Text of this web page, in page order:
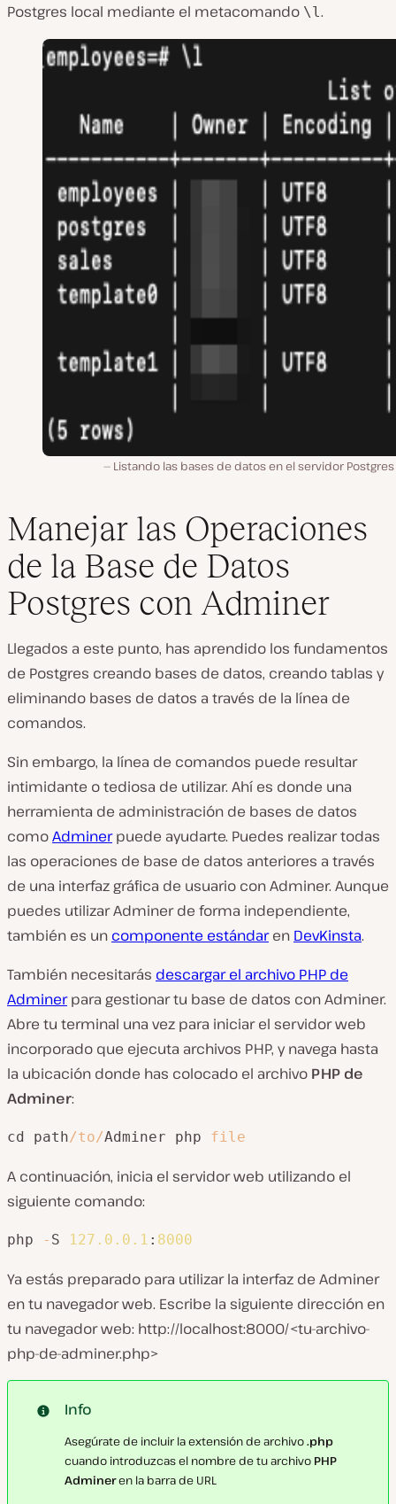
Postgres local mediante el metacomando \l.
Listando las bases de datos en el servidor Postgres
Manejar las Operaciones
de la Base de Datos
Postgres con Adminer
Llegados a este punto, has aprendido los fundamentos
de Postgres creando bases de datos, creando tablas y
eliminando bases de datos a través de la línea de
comandos.
Sin embargo, la línea de comandos puede resultar
intimidante o tediosa de utilizar. Ahí es donde una
herramienta de administración de bases de datos
comoAdminerpuede ayudarte. Puedes realizar todas
las operaciones de base de datos anteriores a través
de una interfaz gráfica de usuario con Adminer. Aunque
puedes utilizar Adminer de forma independiente,
también es un componente estándaren DevKinsta.
También necesitarás descargar el archivo PHP de
Adminerpara gestionar tu base de datos con Adminer.
Abre tu terminal una vez para iniciar el servidor web
incorporado que ejecuta archivos PHP, y navega hasta
la ubicación donde has colocado el archivo PHP de
Adminer:
cd path/to/Adminer php file
A continuación, inicia el servidor web utilizando el
siguiente comando:
php - S 127.0 .0 .1 : 8000
Ya estás preparado para utilizar la interfaz de Adminer
en tu navegador web. Escribe la siguiente dirección en
tu navegador web: http://localhost:8000/<tu-archivo-
php-de-adminer.php>
Info
Asegúrate de incluir la extensión de archivo.php
cuando introduzcas el nombre de tu archivo PHP
Admineren la barra de URL